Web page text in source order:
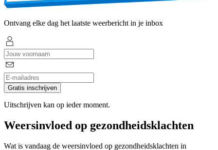
Ontvang elke dag het laatste weerbericht in je inbox
Gratis inschrijven
Uitschrijven kan op ieder moment.
Weersinvloed op gezondheidsklachten
Wat is vandaag de weersinvloed op gezondheidsklachten in